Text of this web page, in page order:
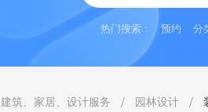
热门搜索： 预约 分
建筑、家居、设计服务 / 园林设计 /